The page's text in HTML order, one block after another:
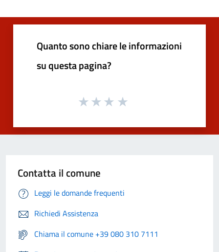
Quanto sono chiare le informazioni
su questa pagina?
Contatta il comune
Leggi le domande frequenti
Richiedi Assistenza
Chiama il comune +39 080 310 7111